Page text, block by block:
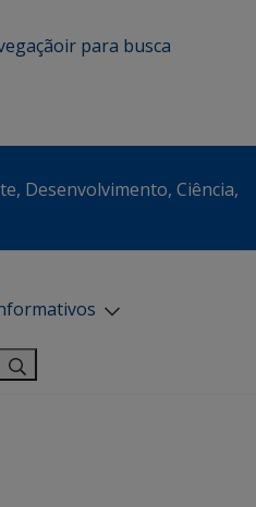
ir para busca
Desenvolvimento, Ciência,